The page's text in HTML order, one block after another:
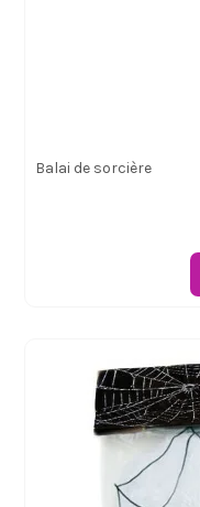
Balai de sorcière